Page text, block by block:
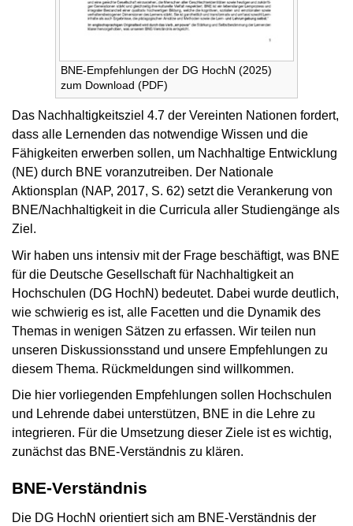
BNE-Empfehlungen der DG HochN (2025)
zum Download (PDF)
Das Nachhaltigkeitsziel 4.7 der Vereinten Nationen fordert,
dass alle Lernenden das notwendige Wissen und die
Fähigkeiten erwerben sollen, um Nachhaltige Entwicklung
(NE) durch BNE voranzutreiben. Der Nationale
Aktionsplan (NAP, 2017, S. 62) setzt die Verankerung von
BNE/Nachhaltigkeit in die Curricula aller Studiengänge als
Ziel.
Wir haben uns intensiv mit der Frage beschäftigt, was BNE
für die Deutsche Gesellschaft für Nachhaltigkeit an
Hochschulen (DG HochN) bedeutet. Dabei wurde deutlich,
wie schwierig es ist, alle Facetten und die Dynamik des
Themas in wenigen Sätzen zu erfassen. Wir teilen nun
unseren Diskussionsstand und unsere Empfehlungen zu
diesem Thema. Rückmeldungen sind willkommen.
Die hier vorliegenden Empfehlungen sollen Hochschulen
und Lehrende dabei unterstützen, BNE in die Lehre zu
integrieren. Für die Umsetzung dieser Ziele ist es wichtig,
zunächst das BNE-Verständnis zu klären.
BNE-Verständnis
Die DG HochN orientiert sich am BNE-Verständnis der